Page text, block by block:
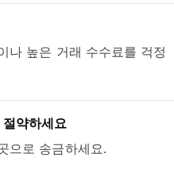
나 높은 거래 수수료를 걱정
약하세요
으로 송금하세요.